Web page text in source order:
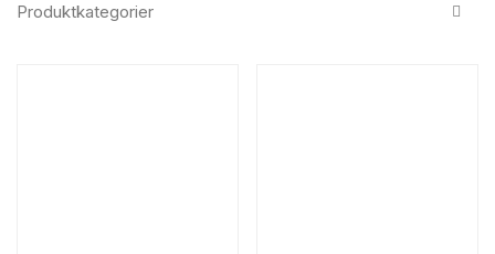
Produktkategorier